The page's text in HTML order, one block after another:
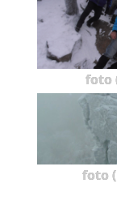
foto
foto